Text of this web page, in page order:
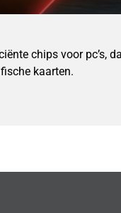
chips voor pc’s,
kaarten.